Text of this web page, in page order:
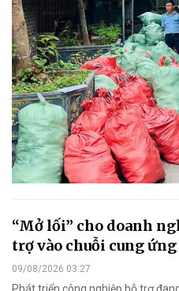
“Mở lối” cho doanh
trợ vào chuỗi cung ứng
09/08/2026 03:27